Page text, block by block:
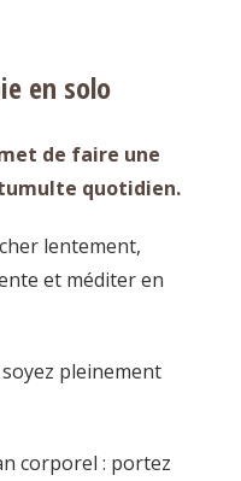
en solo
de faire une
quotidien.
lentement,
et méditer en
pleinement
corporel : portez